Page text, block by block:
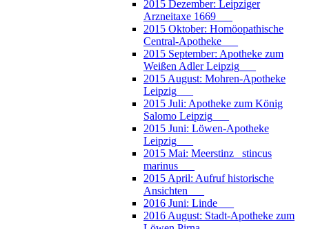
2015 Dezember: Leipziger
Arzneitaxe 1669___
2015 Oktober: Homöopathische
Central-Apotheke___
2015 September: Apotheke zum
Weißen Adler Leipzig___
2015 August: Mohren-Apotheke
Leipzig___
2015 Juli: Apotheke zum König
Salomo Leipzig___
2015 Juni: Löwen-Apotheke
Leipzig___
2015 Mai: Meerstinz_ stincus
marinus___
2015 April: Aufruf historische
Ansichten___
2016 Juni: Linde___
2016 August: Stadt-Apotheke zum